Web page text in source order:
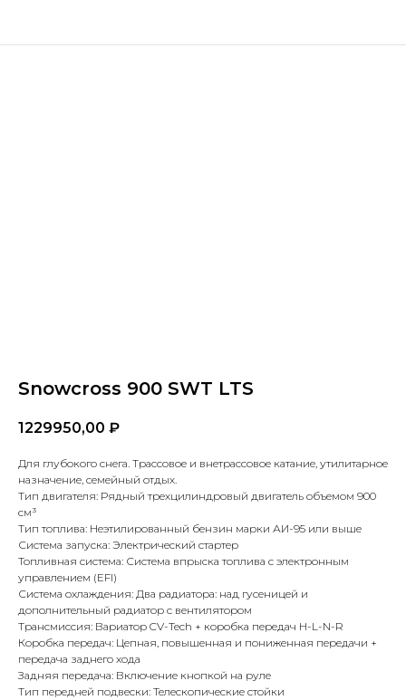
Snowcross 900 SWT LTS
1229950,00 ₽
Для глубокого снега. Трассовое и внетрассовое катание, утилитарное
назначение, семейный отдых.
Тип двигателя: Рядный трехцилиндровый двигатель объемом 900
см³
Тип топлива: Неэтилированный бензин марки АИ-95 или выше
Система запуска: Электрический стартер
Топливная система: Система впрыска топлива с электронным
управлением (EFI)
Система охлаждения: Два радиатора: над гусеницей и
дополнительный радиатор с вентилятором
Трансмиссия: Вариатор CV-Tech + коробка передач H-L-N-R
Коробка передач: Цепная, повышенная и пониженная передачи +
передача заднего хода
Задняя передача: Включение кнопкой на руле
Тип передней подвески: Телескопические стойки